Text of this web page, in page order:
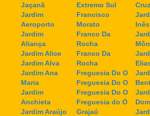
Jaçanã
Jardim
Aeroporto
Jardim
Aliança
Jardim Alice
Jardim Alva
Jardim Ana
Maria
Jardim
Anchieta
Jardim Araújo
Extremo Sul
Francisco
Morato
Franco Da
Rocha
Franco Da
Rocha
Freguesia Do O
Freguesia Do O
Freguesia Do O
Freguesia do Ó
Grajaú
Cruz
Inês